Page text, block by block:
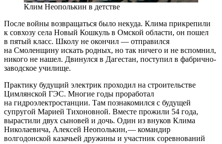
Клим Неополькин в детстве
После войны возвращаться было некуда. Клима прикрепили
к совхозу села Новый Кошкуль в Омской области, он пошел
в пятый класс. Школу не окончил — ​отправился
на Смоленщину искать родных, но так ничего и не вспомнил,
никого не нашел. Двинулся в Дагестан, поступил в фабрично-
заводское училище.
Практику будущий электрик проходил на строительстве
Цимлянской ГЭС. Многие годы проработал
на гидроэлектростанции. Там познакомился с будущей
супругой Марией Тихоновной. Вместе прожили 54 года,
вырастили двух сыновей и дочь. Один из внуков Клима
Николаевича, Алексей Неополькин, — ​командир
волгодонской казачьей дружины и участник соревнований